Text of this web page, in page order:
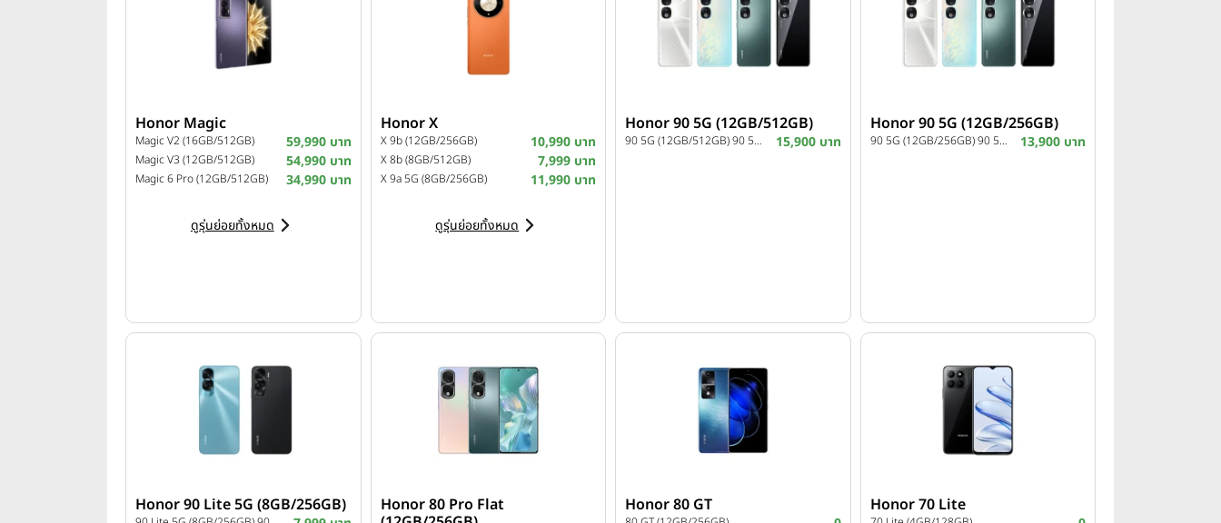
Honor Magic
Magic V2 (16GB/512GB) 59,990 บาท
Magic V3 (12GB/512GB) 54,990 บาท
Magic 6 Pro (12GB/512GB) 34,990 บาท
ดูรุ่นย่อยทั้งหมด
Honor X
X 9b (12GB/256GB) 10,990 บาท
X 8b (8GB/512GB) 7,999 บาท
X 9a 5G (8GB/256GB) 11,990 บาท
ดูรุ่นย่อยทั้งหมด
Honor 90 5G (12GB/512GB)
90 5G (12GB/512GB) 90 5G (12GB/512GB) 15,900 บาท
Honor 90 5G (12GB/256GB)
90 5G (12GB/256GB) 90 5G (12GB/256GB) 13,900 บาท
Honor 90 Lite 5G (8GB/256GB) Honor 80 Pro Flat Honor 80 GT Honor 70 Lite